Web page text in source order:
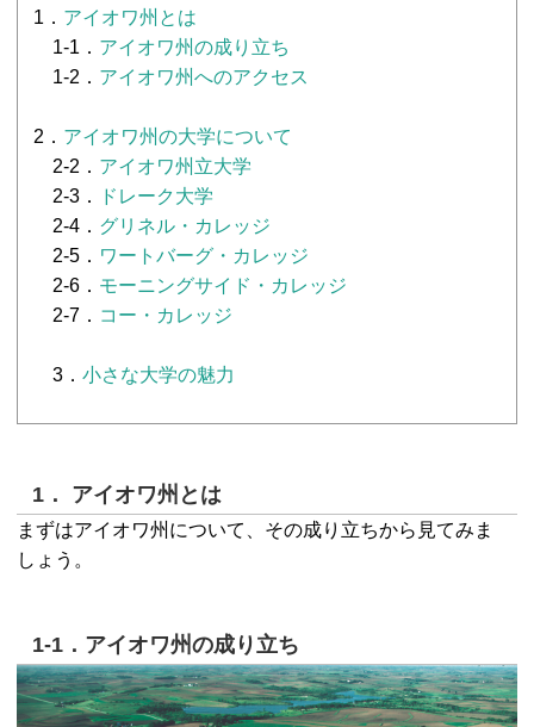
1． アイオワ州とは
1-1． アイオワ州の成り立ち
1-2． アイオワ州へのアクセス
2． アイオワ州の大学について
2-2． アイオワ州立大学
2-3．
ドレーク大学
2-4． グリネル・カレッジ
2-5． ワートバーグ・カレッジ
2-6． モーニングサイド・カレッジ
2-7． コー・カレッジ
3． 小さな大学の魅力
1． アイオワ州とは
まずはアイオワ州について、その成り立ちから見てみま
しょう。
1-1．アイオワ州の成り立ち